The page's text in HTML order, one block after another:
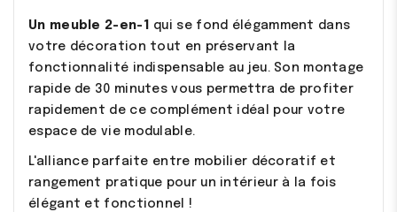
Un meuble 2-en-1
qui se fond élégamment dans
votre décoration tout en préservant la
fonctionnalité indispensable au jeu. Son montage
rapide de 30 minutes vous permettra de profiter
rapidement de ce complément idéal pour votre
espace de vie modulable.
L'alliance parfaite entre mobilier décoratif et
rangement pratique pour un intérieur à la fois
élégant et fonctionnel !